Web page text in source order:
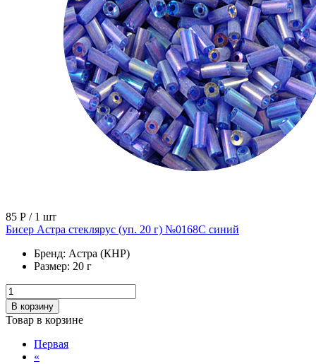
85 Р / 1 шт
Бисер Астра стеклярус (уп. 20 г) №0168С синий
Бренд: Астра (КНР)
Размер: 20 г
В корзину
Товар в корзине
Первая
«